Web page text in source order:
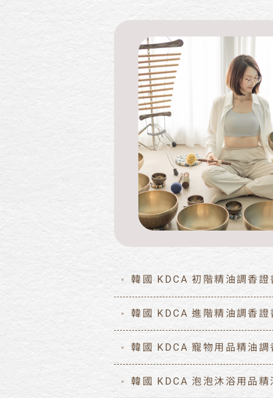
韓國 KDCA 初階精油調香證
韓國 KDCA 進階精油調香證
韓國 KDCA 寵物用品精油調
韓國 KDCA 泡泡沐浴用品精